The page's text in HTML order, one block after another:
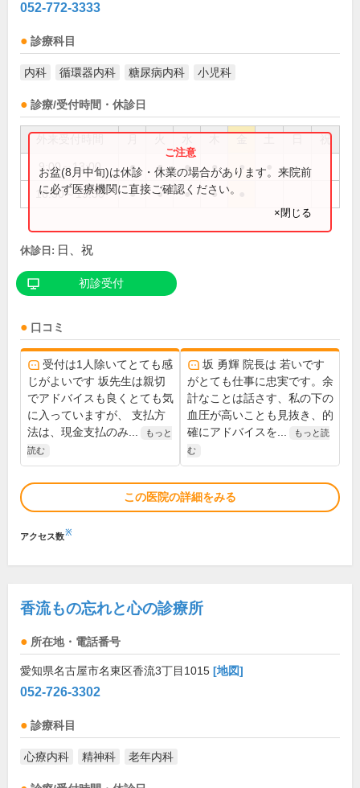
052-772-3333
診療科目
内科 循環器内科 糖尿病内科 小児科
診療/受付時間・休診日
祝
9:00～13:00 ● ● ● ● ●
16:30～19:30 ● ● ● ●
お盆(8月中旬)は休診・休業の場合があります。来院前
に必ず医療機関に直接ご確認ください。
×閉じる
休診日: 日、祝
初診受付
口コミ
受付は1人除いてとても感
じがよいです 坂先生は親切
でアドバイスも良くとても気
に入っていますが、 支払方
法は、現金支払のみ...
もっと
読む
坂 勇輝 院長は 若いです
がとても仕事に忠実です。余
計なことは話さす、私の下の
血圧が高いことも見抜き、的
確にアドバイスを...
もっと読
む
この医院の詳細をみる
アクセス数※
香流もの忘れと心の診療所
所在地・電話番号
愛知県名古屋市名東区香流3丁目1015 [地図]
052-726-3302
診療科目
心療内科 精神科 老年内科